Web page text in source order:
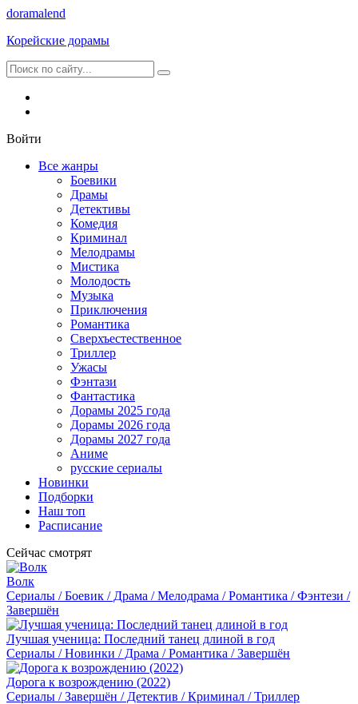
doramalend
Корейские дорамы
Войти
Все жанры
Боевики
Драмы
Детективы
Комедия
Криминал
Мелодрамы
Мистика
Молодость
Музыка
Приключения
Романтика
Сверхъестественное
Триллер
Ужасы
Фэнтази
Фантастика
Дорамы 2025 года
Дорамы 2026 года
Дорамы 2027 года
Аниме
русские сериалы
Новинки
Подборки
Наш топ
Расписание
Сейчас смотрят
Волк
Сериалы / Боевик / Драма / Мелодрама / Романтика / Фэнтези /
Завершён
Лучшая ученица: Последний танец длиной в год
Сериалы / Новинки / Драма / Романтика / Завершён
Дорога к возрождению (2022)
Сериалы / Завершён / Детектив / Криминал / Триллер